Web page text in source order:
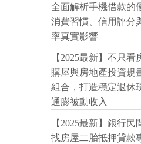
全面解析手機借款的
消費習慣、信用評分
率真實影響
【2025最新】不只看
購屋與房地產投資規
組合，打造穩定退休
通膨被動收入
【2025最新】銀行民
找房屋二胎抵押貸款